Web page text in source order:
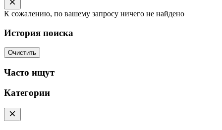
К сожалению, по вашему запросу ничего не найдено
История поиска
Очистить
Часто ищут
Категории